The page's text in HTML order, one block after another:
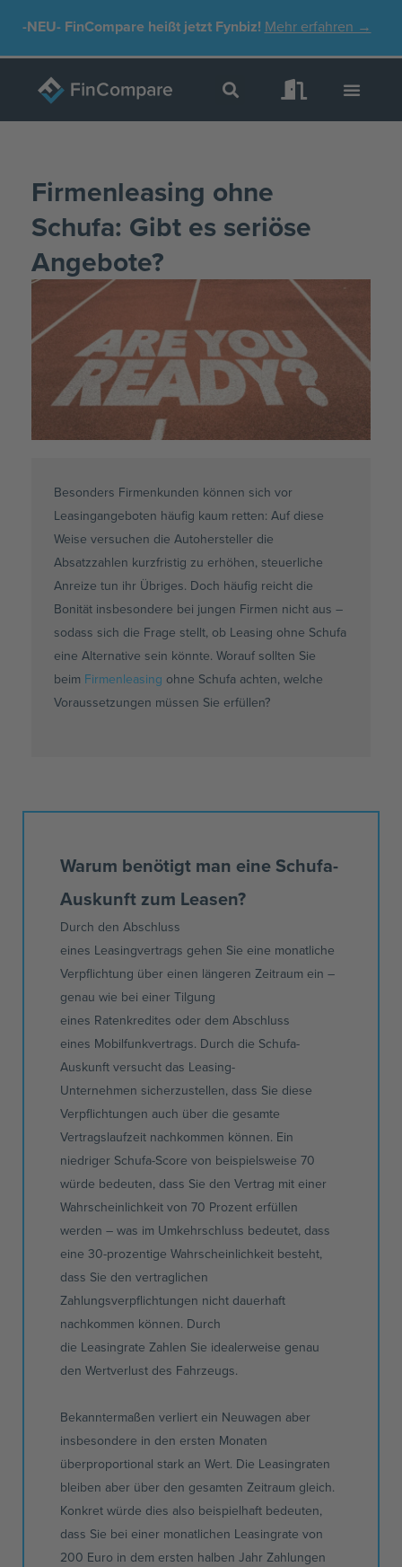
-NEU-FinCompare heißt jetzt Fynbiz! Mehr erfahren →
Firmenleasing ohne
Schufa: Gibt es seriöse
Angebote?
Besonders Firmenkunden können sich vor
Leasingangeboten häufig kaum retten: Auf diese
Weise versuchen die Autohersteller die
Absatzzahlen kurzfristig zu erhöhen, steuerliche
Anreize tun ihr Übriges. Doch häufig reicht die
Bonität insbesondere bei jungen Firmen nicht aus –
sodass sich die Frage stellt, ob Leasing ohne Schufa
eine Alternative sein könnte. Worauf sollten Sie
beim Firmenleasing ohne Schufa achten, welche
Voraussetzungen müssen Sie erfüllen?
Warum benötigt man eine Schufa-
Auskunft zum Leasen?
Durch den Abschluss
eines Leasingvertrags gehen Sie eine monatliche
Verpflichtung über einen längeren Zeitraum ein –
genau wie bei einer Tilgung
eines Ratenkredites oder dem Abschluss
eines Mobilfunkvertrags. Durch die Schufa-
Auskunft versucht das Leasing-
Unternehmen sicherzustellen, dass Sie diese
Verpflichtungen auch über die gesamte
Vertragslaufzeit nachkommen können. Ein
niedriger Schufa-Score von beispielsweise 70
würde bedeuten, dass Sie den Vertrag mit einer
Wahrscheinlichkeit von 70 Prozent erfüllen
werden – was im Umkehrschluss bedeutet, dass
eine30-prozentige Wahrscheinlichkeit besteht,
dass Sie den vertraglichen
Zahlungsverpflichtungen nicht dauerhaft
nachkommen können. Durch
die Leasingrate Zahlen Sie idealerweise genau
den Wertverlust des Fahrzeugs.
Bekanntermaßen verliert ein Neuwagen aber
insbesondere in den ersten Monaten
überproportional stark an Wert. Die Leasingraten
bleiben aber über den gesamten Zeitraum gleich.
Konkret würde dies also beispielhaft bedeuten,
dass Sie bei einer monatlichen Leasingrate von
200 Euro in dem ersten halben Jahr Zahlungen